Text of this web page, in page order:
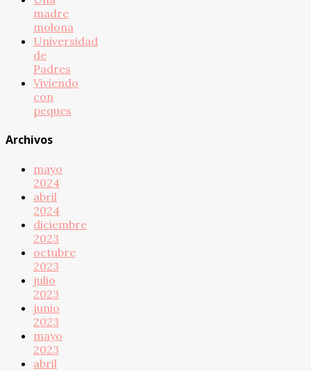
madre
molona
Universidad
de
Padres
Viviendo
con
peques
Archivos
mayo
2024
abril
2024
diciembre
2023
octubre
2023
julio
2023
junio
2023
mayo
2023
abril